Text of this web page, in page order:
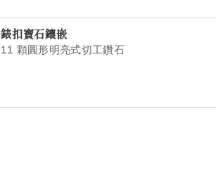
錶扣寶石鑲嵌
11 顆圓形明亮式切工鑽石